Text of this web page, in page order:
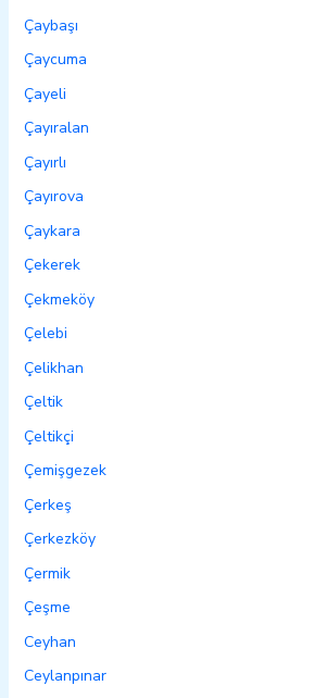
Çaybaşı
Çaycuma
Çayeli
Çayıralan
Çayırlı
Çayırova
Çaykara
Çekerek
Çekmeköy
Çelebi
Çelikhan
Çeltik
Çeltikçi
Çemişgezek
Çerkeş
Çerkezköy
Çermik
Çeşme
Ceyhan
Ceylanpınar